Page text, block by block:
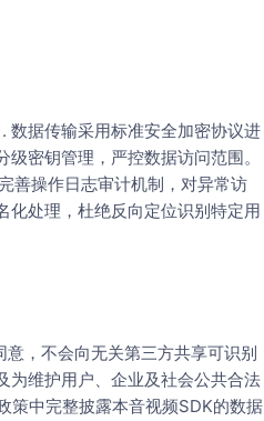
数据传输采用标准安全加密协议进
密钥管理，严控数据访问范围。
善操作日志审计机制，对异常访
化处理，杜绝反向定位识别特定用
，不会向无关第三方共享可识别
为维护用户、企业及社会公共合法
策中完整披露本音视频SDK的数据